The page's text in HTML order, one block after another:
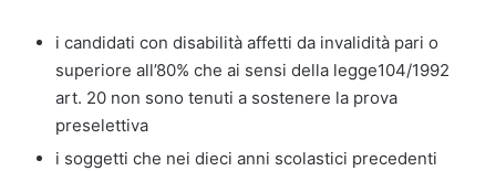
i candidati con disabilità affetti da invalidità pari o
superiore all’80% che ai sensi della legge104/1992
art. 20 non sono tenuti a sostenere la prova
preselettiva
i soggetti che nei dieci anni scolastici precedenti